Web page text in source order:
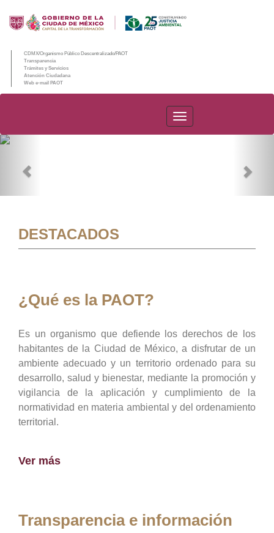
CDMX/Organismo Público Descentralizado/PAOT
Transparencia
Trámites y Servicios
Atención Ciudadana
Web e-mail PAOT
PAOT
DESTACADOS
¿Qué es la PAOT?
Es un organismo que defiende los derechos de los
habitantes de la Ciudad de México, a disfrutar de un
ambiente adecuado y un territorio ordenado para su
desarrollo, salud y bienestar, mediante la promoción y
vigilancia de la aplicación y cumplimiento de la
normatividad en materia ambiental y del ordenamiento
territorial.
Ver más
Transparencia e información